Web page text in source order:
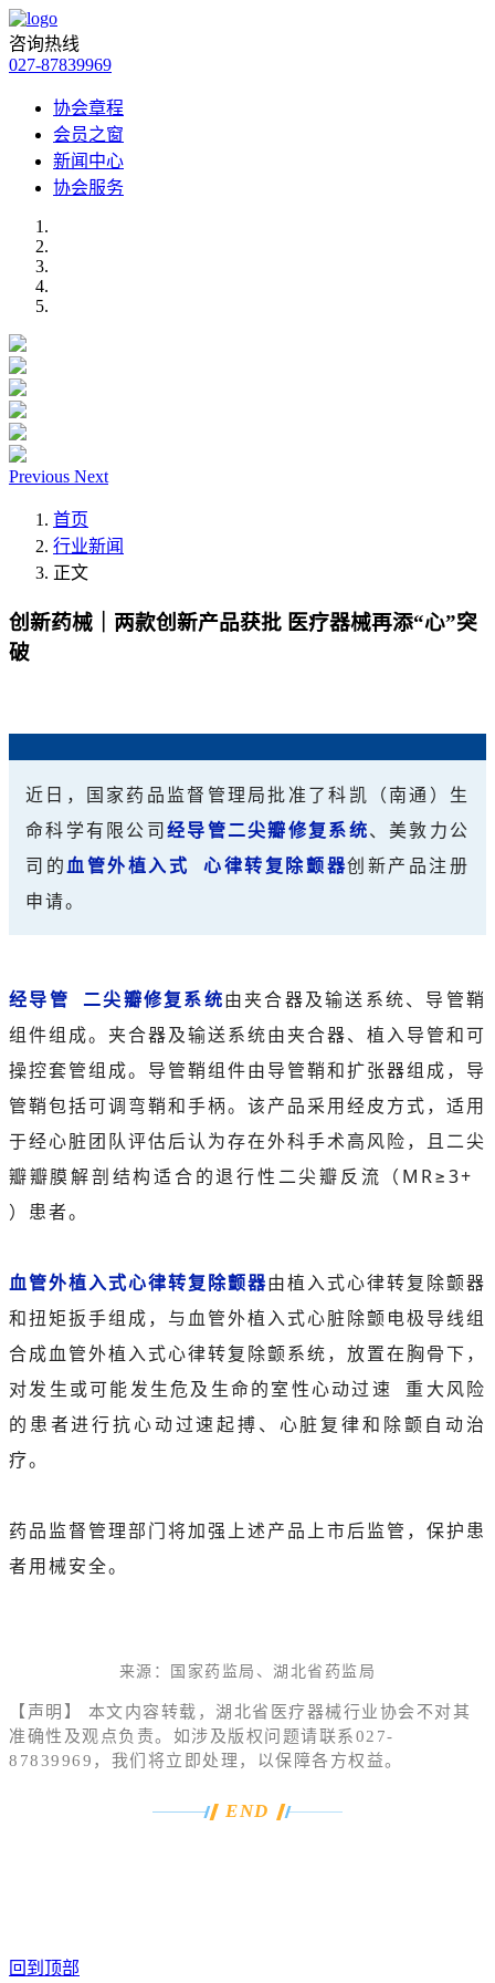
咨询热线
027-87839969
协会章程
会员之窗
新闻中心
协会服务
Previous Next
首页
行业新闻
正文
创新药械｜两款创新产品获批 医疗器械再添“心”突
破
近日，国家药品监督管理局批准了科凯（南通）生
命科学有限公司经导管二尖瓣修复系统、美敦力公
司的血管外植入式 心律转复除颤器创新产品注册
申请。
经导管 二尖瓣修复系统由夹合器及输送系统、导管鞘
组件组成。夹合器及输送系统由夹合器、植入导管和可
操控套管组成。导管鞘组件由导管鞘和扩张器组成，导
管鞘包括可调弯鞘和手柄。该产品采用经皮方式，适用
于经心脏团队评估后认为存在外科手术高风险，且二尖
瓣瓣膜解剖结构适合的退行性二尖瓣反流（ MR≥3+
）患者。
血管外植入式心律转复除颤器由植入式心律转复除颤器
和扭矩扳手组成，与血管外植入式心脏除颤电极导线组
合成血管外植入式心律转复除颤系统，放置在胸骨下，
对发生或可能发生危及生命的室性心动过速
重大风险
的患者进行抗心动过速起搏、心脏复律和除颤自动治
疗。
药品监督管理部门将加强上述产品上市后监管，保护患
者用械安全。
来源：国家药监局、湖北省药监局
【声明】 本文内容转载，湖北省医疗器械行业协会不对其
准确性及观点负责。如涉及版权问题请联系027-
87839969，我们将立即处理，以保障各方权益。
END
回到顶部